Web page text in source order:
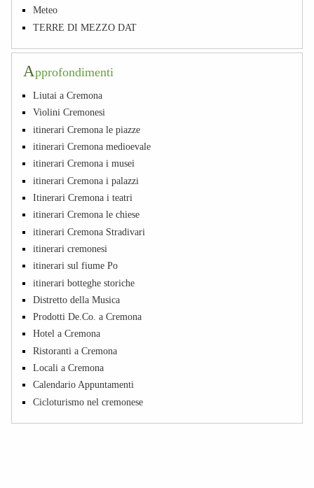
Meteo
TERRE DI MEZZO DAT
Approfondimenti
Liutai a Cremona
Violini Cremonesi
itinerari Cremona le piazze
itinerari Cremona medioevale
itinerari Cremona i musei
itinerari Cremona i palazzi
Itinerari Cremona i teatri
itinerari Cremona le chiese
itinerari Cremona Stradivari
itinerari cremonesi
itinerari sul fiume Po
itinerari botteghe storiche
Distretto della Musica
Prodotti De.Co. a Cremona
Hotel a Cremona
Ristoranti a Cremona
Locali a Cremona
Calendario Appuntamenti
Cicloturismo nel cremonese